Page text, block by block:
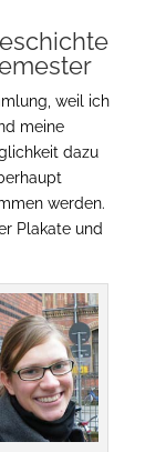
weil ich
meine
dazu
werden.
Plakate und